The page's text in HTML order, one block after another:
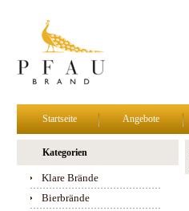
Startseite Angebote
Kategorien
Klare Brände
Bierbrände